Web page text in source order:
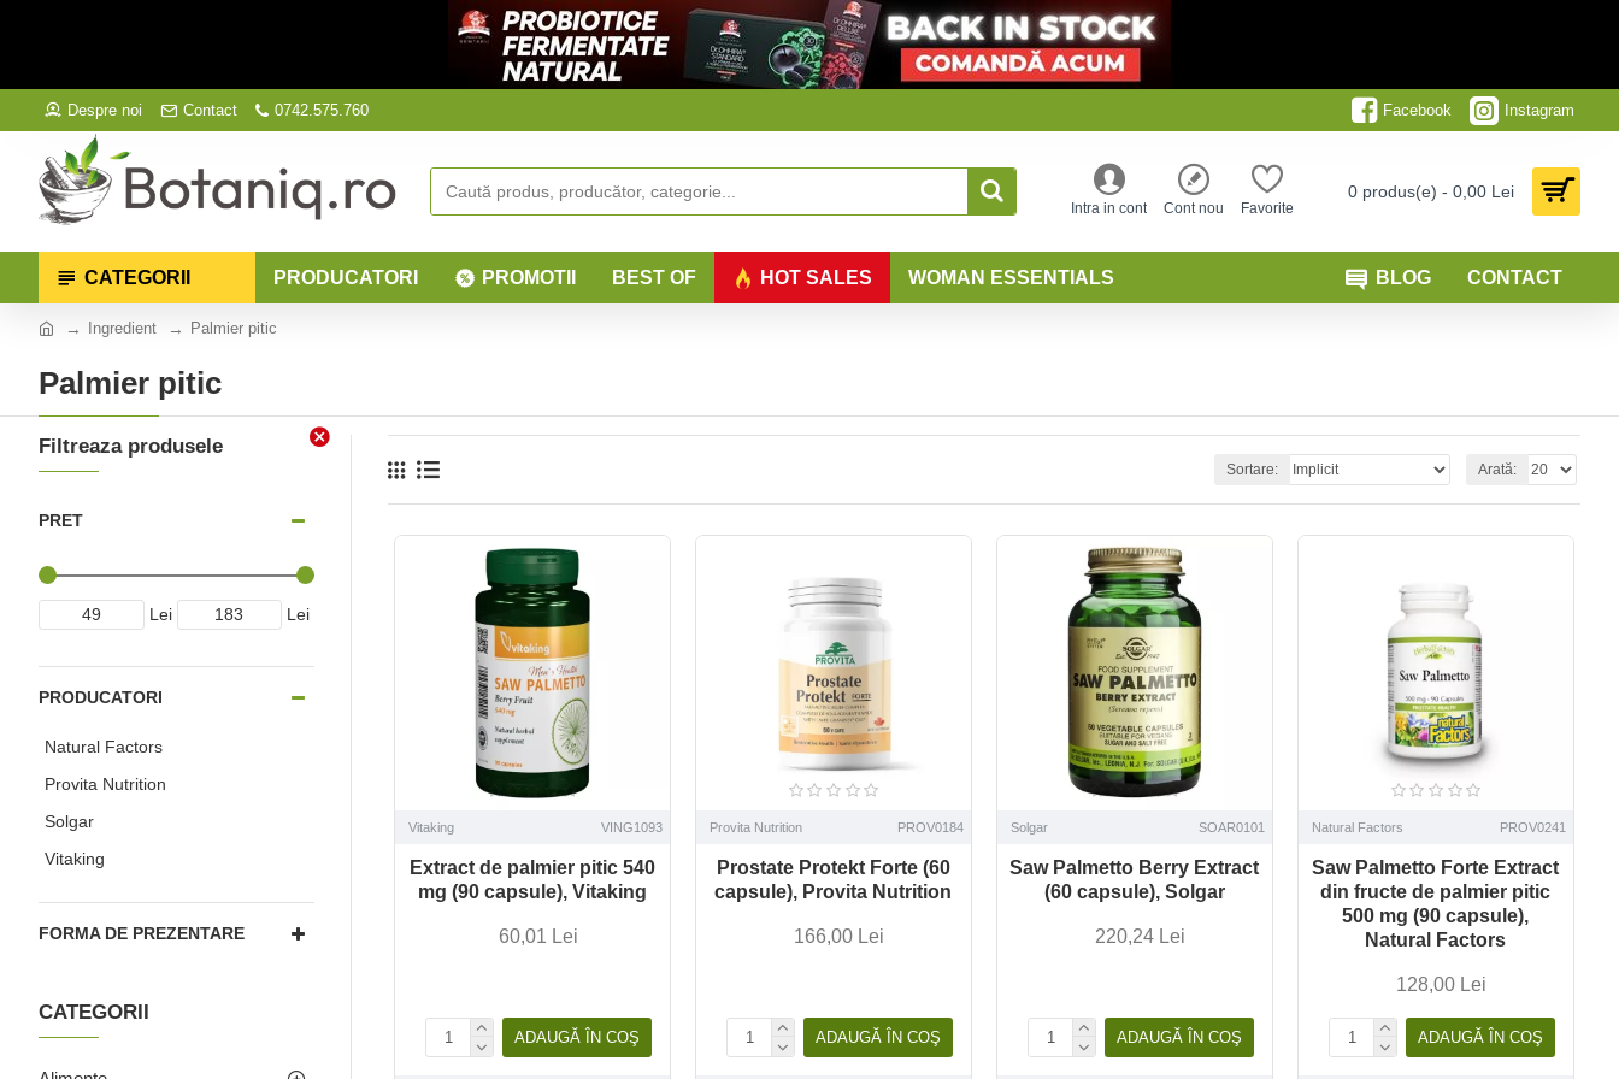
Despre noi Contact 0742.575.760 Facebook Instagram
Intra in cont Cont nou Favorite
0 produs(e) - 0,00 Lei
CATEGORII PRODUCATORI PROMOTII BEST OF HOT SALES WOMAN ESSENTIALS BLOG CONTACT
Ingredient Palmier pitic
Palmier pitic
Filtreaza produsele
PRET
Lei Lei
PRODUCATORI
Natural Factors
Provita Nutrition
Solgar
Vitaking
FORMA DE PREZENTARE
CATEGORII
Sortare: Arată:
Vitaking VING1093
Extract de palmier pitic 540
mg (90 capsule), Vitaking
60,01 Lei
ADAUGĂ ÎN COŞ
Provita Nutrition PROV0184
Prostate Protekt Forte (60
capsule), Provita Nutrition
166,00 Lei
ADAUGĂ ÎN COŞ
Solgar SOAR0101
Saw Palmetto Berry Extract
(60 capsule), Solgar
220,24 Lei
ADAUGĂ ÎN COŞ
Natural Factors PROV0241
Saw Palmetto Forte Extract
din fructe de palmier pitic
500 mg (90 capsule),
Natural Factors
128,00 Lei
ADAUGĂ ÎN COŞ